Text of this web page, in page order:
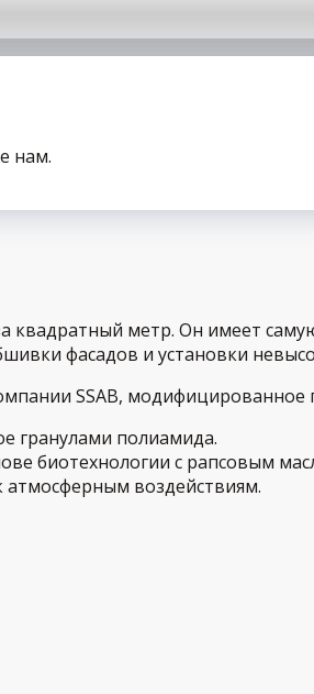
нам.
квадратный метр. Он имеет
фасадов и установки
SSAB, модифицированное
гранулами полиамида.
биотехнологии с рапсовым
атмосферным воздействиям.